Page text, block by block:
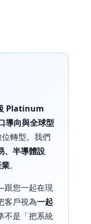
Platinum
導向與全球型
轉型。我們
、半導體設
。
您一起在現
客戶視為一起
不是「把系統